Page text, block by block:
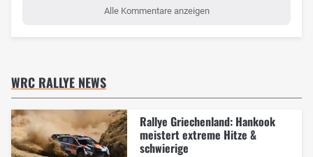
Alle Kommentare anzeigen
WRC RALLYE NEWS
Rallye Griechenland: Hankook
meistert extreme Hitze &
schwierige